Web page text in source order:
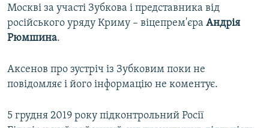
Москві за участі Зубкова і представника від
російського уряду Криму – віцепрем'єра Андрія
Рюмшина.
Аксенов про зустріч із Зубковим поки не
повідомляє і його інформацію не коментує.
5 грудня 2019 року підконтрольний Росії